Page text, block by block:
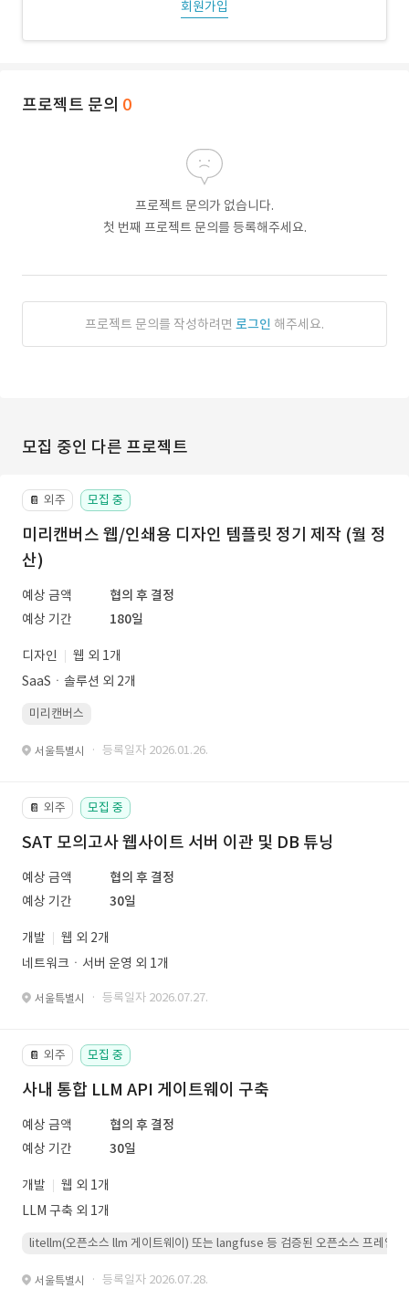
회원가입
프로젝트 문의 0
프로젝트 문의가 없습니다.
첫 번째 프로젝트 문의를 등록해주세요.
프로젝트 문의를 작성하려면 로그인 해주세요.
모집 중인 다른 프로젝트
📔 외주 모집 중
미리캔버스 웹/인쇄용 디자인 템플릿 정기 제작 (월 정
산)
예상 금액
협의 후 결정
예상 기간
180일
디자인
웹 외 1개
SaaSㆍ솔루션 외 2개
미리캔버스
서울특별시 · 등록일자 2026.01.26.
📔 외주 모집 중
SAT 모의고사 웹사이트 서버 이관 및 DB 튜닝
예상 금액
협의 후 결정
예상 기간
30일
개발
웹 외 2개
네트워크ㆍ서버 운영 외 1개
서울특별시 · 등록일자 2026.07.27.
📔 외주 모집 중
사내 통합 LLM API 게이트웨이 구축
예상 금액
협의 후 결정
예상 기간
30일
개발
웹 외 1개
LLM 구축 외 1개
litellm(오픈소스 llm 게이트웨이) 또는 langfuse 등 검증된 오픈소스 프레임워
서울특별시 · 등록일자 2026.07.28.